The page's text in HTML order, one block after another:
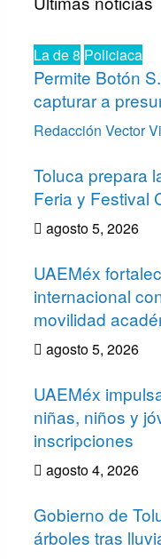
La de 8 Policiaca
Permite Botón
capturar a
Redacción Vector
Toluca prepara
Feria y Festival
agosto 5, 2026
UAEMéx
internacional
movilidad
agosto 5, 2026
UAEMéx
niñas, niños y
inscripciones
agosto 4, 2026
Gobierno de
árboles tras